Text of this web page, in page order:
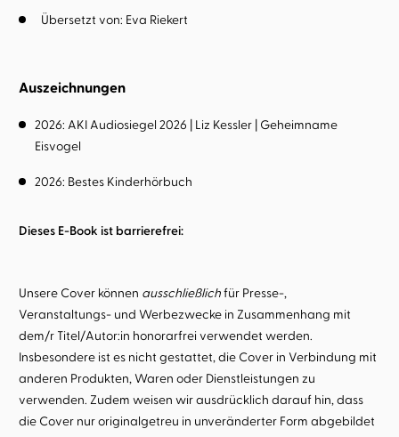
Übersetzt von: Eva Riekert
Auszeichnungen
2026: AKI Audiosiegel 2026 | Liz Kessler | Geheimname
Eisvogel
2026: Bestes Kinderhörbuch
Dieses E-Book ist barrierefrei:
Unsere Cover können ausschließlichfür Presse-,
Veranstaltungs- und Werbezwecke in Zusammenhang mit
dem/r Titel/Autor:in honorarfrei verwendet werden.
Insbesondere ist es nicht gestattet, die Cover in Verbindung mit
anderen Produkten, Waren oder Dienstleistungen zu
verwenden. Zudem weisen wir ausdrücklich darauf hin, dass
die Cover nur originalgetreu in unveränderter Form abgebildet